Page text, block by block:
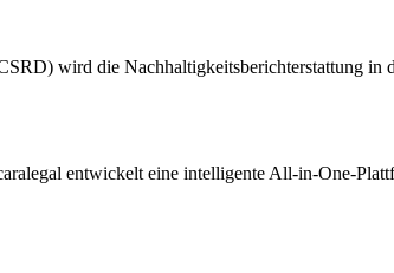
wird die Nachhaltigkeitsberichterstattung in
entwickelt eine intelligente All-in-One-